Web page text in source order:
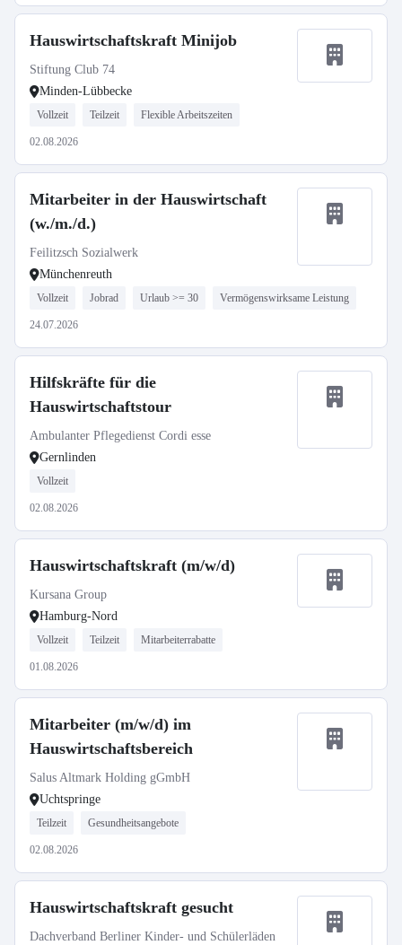
Hauswirtschaftskraft Minijob
Stiftung Club 74
Minden-Lübbecke
Vollzeit Teilzeit Flexible Arbeitszeiten
02.08.2026
Mitarbeiter in der Hauswirtschaft
(w./m./d.)
Feilitzsch Sozialwerk
Münchenreuth
Vollzeit Jobrad Urlaub >= 30 Vermögenswirksame Leistung
24.07.2026
Hilfskräfte für die
Hauswirtschaftstour
Ambulanter Pflegedienst Cordi esse
Gernlinden
Vollzeit
02.08.2026
Hauswirtschaftskraft (m/w/d)
Kursana Group
Hamburg-Nord
Vollzeit Teilzeit Mitarbeiterrabatte
01.08.2026
Mitarbeiter (m/w/d) im
Hauswirtschaftsbereich
Salus Altmark Holding gGmbH
Uchtspringe
Teilzeit Gesundheitsangebote
02.08.2026
Hauswirtschaftskraft gesucht
Dachverband Berliner Kinder- und Schülerläden